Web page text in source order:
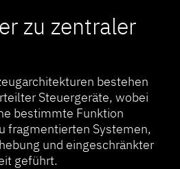
zu zentraler
bestehen
Steuergeräte, wobei
bestimmte Funktion
fragmentierten Systemen,
und eingeschränkter
geführt.